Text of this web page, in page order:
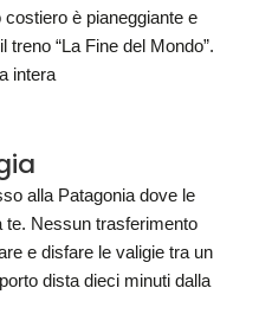
è pianeggiante e
“La Fine del Mondo”.
intera
alla Patagonia dove le
te. Nessun trasferimento
e disfare le valigie tra un
dista dieci minuti dalla